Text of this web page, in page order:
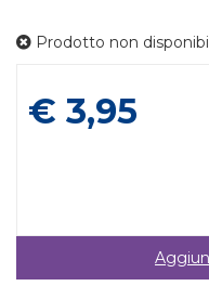
Prodotto non
Prezzo
€ 3,95